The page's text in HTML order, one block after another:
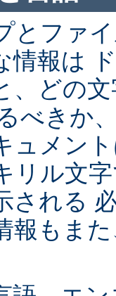
とファ
情報は
、どの
べきか
ュメン
リル文
される
報もま